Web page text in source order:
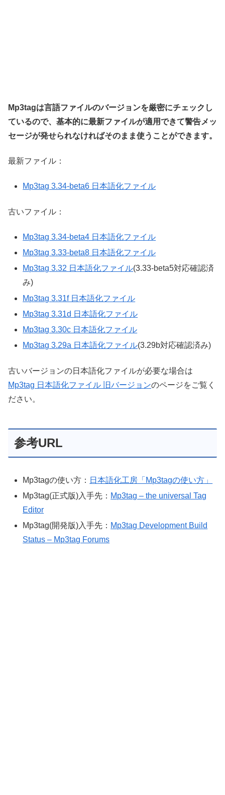
Mp3tagは言語ファイルのバージョンを厳密にチェックし
ているので、基本的に最新ファイルが適用できて警告メッ
セージが発せられなければそのまま使うことができます。
最新ファイル：
Mp3tag 3.34-beta6 日本語化ファイル
古いファイル：
Mp3tag 3.34-beta4 日本語化ファイル
Mp3tag 3.33-beta8 日本語化ファイル
Mp3tag 3.32 日本語化ファイル(3.33-beta5対応確認済
み)
Mp3tag 3.31f 日本語化ファイル
Mp3tag 3.31d 日本語化ファイル
Mp3tag 3.30c 日本語化ファイル
Mp3tag 3.29a 日本語化ファイル(3.29b対応確認済み)
古いバージョンの日本語化ファイルが必要な場合は
Mp3tag 日本語化ファイル 旧バージョンのページをご覧く
ださい。
参考URL
Mp3tagの使い方： 日本語化工房「Mp3tagの使い方」
Mp3tag(正式版)入手先： Mp3tag – the universal Tag
Editor
Mp3tag(開発版)入手先： Mp3tag Development Build
Status – Mp3tag Forums